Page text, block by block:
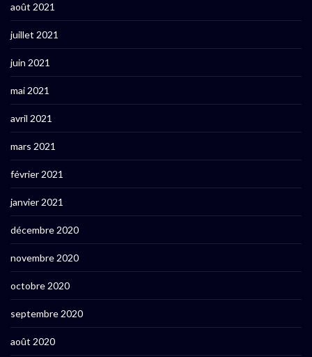
août 2021
juillet 2021
juin 2021
mai 2021
avril 2021
mars 2021
février 2021
janvier 2021
décembre 2020
novembre 2020
octobre 2020
septembre 2020
août 2020